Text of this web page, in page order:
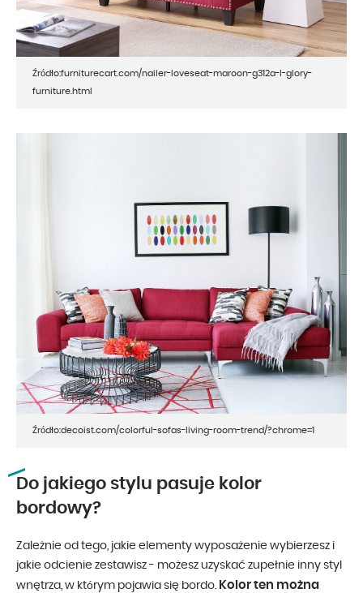
Źródło:furniturecart.com/nailer-loveseat-maroon-g312a-l-glory-
furniture.html
Źródło:decoist.com/colorful-sofas-living-room-trend/?chrome=1
Do jakiego stylu pasuje kolor
bordowy?
Zależnie od tego, jakie elementy wyposażenie wybierzesz i
jakie odcienie zestawisz - możesz uzyskać zupełnie inny styl
wnętrza, w którym pojawia się bordo. Kolor ten można